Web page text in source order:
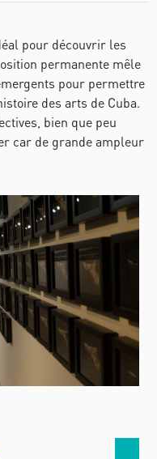
pour découvrir les
permanente mêle
pour permettre
des arts de Cuba.
bien que peu
car de grande ampleur